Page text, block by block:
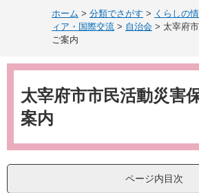
へ
ホーム > 分類でさがす > くらしの
ィア・国際交流 > 自治会 > 太宰府
ご案内
本
太宰府市市民活動災害
案内
ページ内目次